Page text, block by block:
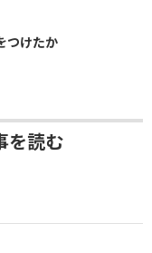
つけたか
を読む